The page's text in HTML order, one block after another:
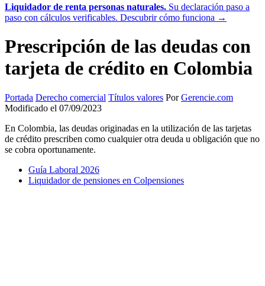
Liquidador de renta personas naturales. Su declaración paso a
paso con cálculos verificables. Descubrir cómo funciona →
Prescripción de las deudas con
tarjeta de crédito en Colombia
Portada Derecho comercial Títulos valores PorGerencie.com
Modificado el 07/09/2023
En Colombia, las deudas originadas en la utilización de las tarjetas
de crédito prescriben como cualquier otra deuda u obligación que no
se cobra oportunamente.
Guía Laboral 2026
Liquidador de pensiones en Colpensiones